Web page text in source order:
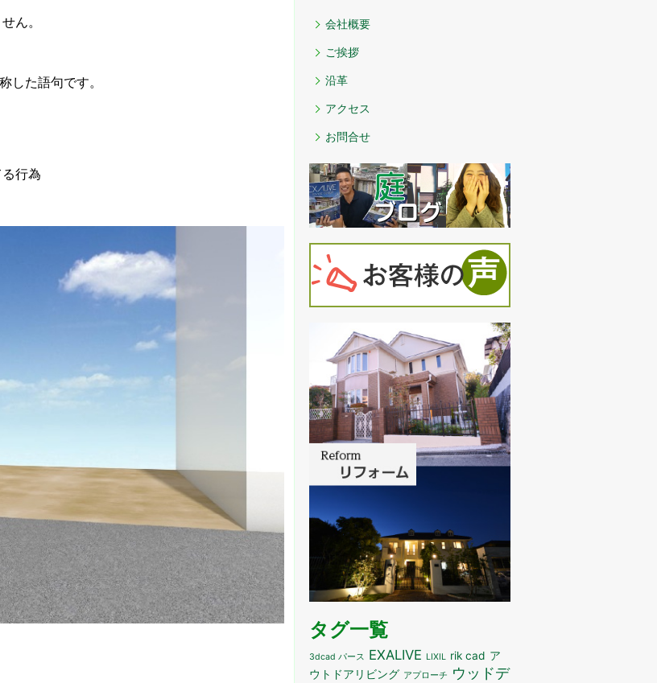
ん。
した語句です。
行為
会社概要
ご挨拶
沿革
アクセス
お問合せ
タグ一覧
3dcad パース EXALIVE LIXIL rik cad ア
ウトドアリビング アプローチ
ウッドデ